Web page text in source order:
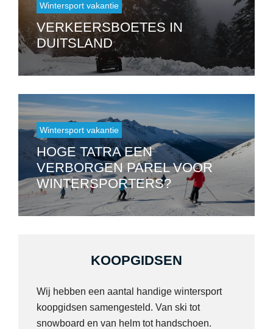
Wintersport vakantie
VERKEERSBOETES IN
DUITSLAND
Wintersport vakantie
HOGE TATRA EEN
VERBORGEN PAREL VOOR
WINTERSPORTERS?
KOOPGIDSEN
Wij hebben een aantal handige wintersport
koopgidsen samengesteld. Van ski tot
snowboard en van helm tot handschoen.